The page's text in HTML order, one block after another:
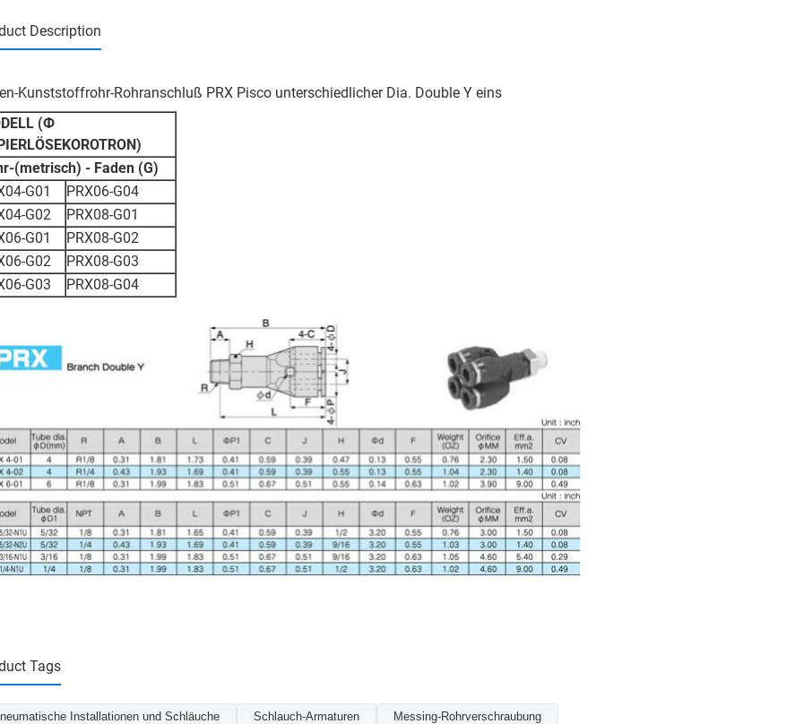
Description
Kunststoffrohr-Rohranschluß PRX Pisco unterschiedlicher Dia. Double Y eins
(Ф
(metrisch) - Faden (G)
G01
PRX06-G04
G02
PRX08-G01
G01
PRX08-G02
G02
PRX08-G03
G03
PRX08-G04
Tags
Installationen und Schläuche Schlauch-Armaturen Messing-Rohrverschraubung